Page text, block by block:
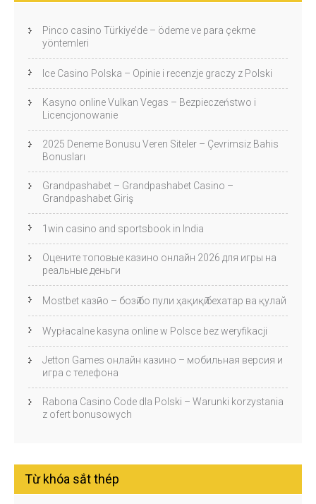
Pinco casino Türkiye’de – ödeme ve para çekme
yöntemleri
Ice Casino Polska – Opinie i recenzje graczy z Polski
Kasyno online Vulkan Vegas – Bezpieczeństwo i
Licencjonowanie
2025 Deneme Bonusu Veren Siteler – Çevrimsiz Bahis
Bonusları
Grandpashabet – Grandpashabet Casino –
Grandpashabet Giriş
1win casino and sportsbook in India
Оцените топовые казино онлайн 2026 для игры на
реальные деньги
Mostbet казӣно – бозӣ бо пули ҳақиқӣ бехатар ва қулай
Wypłacalne kasyna online w Polsce bez weryfikacji
Jetton Games онлайн казино – мобильная версия и
игра с телефона
Rabona Casino Code dla Polski – Warunki korzystania
z ofert bonusowych
Từ khóa sắt thép